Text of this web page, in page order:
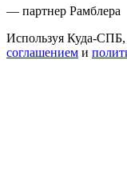
— партнер Рамблера
Используя Куда-СПБ,
соглашением и